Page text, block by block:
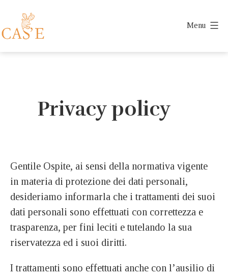
contenuto
Menu
Privacy policy
Gentile Ospite, ai sensi della normativa vigente
in materia di protezione dei dati personali,
desideriamo informarla che i trattamenti dei suoi
dati personali sono effettuati con correttezza e
trasparenza, per fini leciti e tutelando la sua
riservatezza ed i suoi diritti.
I trattamenti sono effettuati anche con l’ausilio di